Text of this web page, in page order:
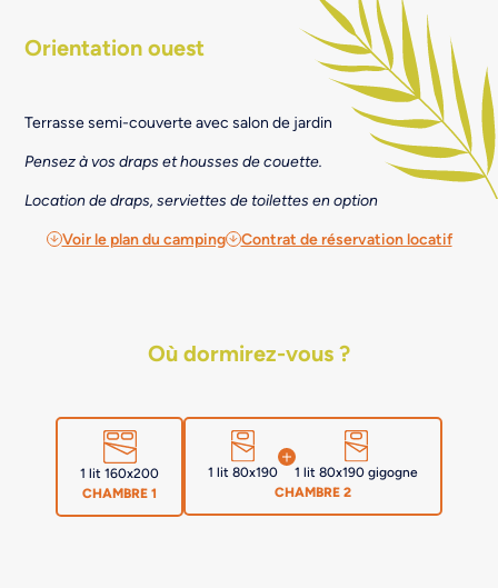
Orientation ouest
Terrasse semi-couverte avec salon de jardin
Pensez à vos draps et housses de couette.
Location de draps, serviettes de toilettes en option
Voir le plan du camping Contrat de réservation locatif
Où dormirez-vous ?
1 lit 160x200
CHAMBRE 1
1 lit 80x190
1 lit 80x190 gigogne
CHAMBRE 2